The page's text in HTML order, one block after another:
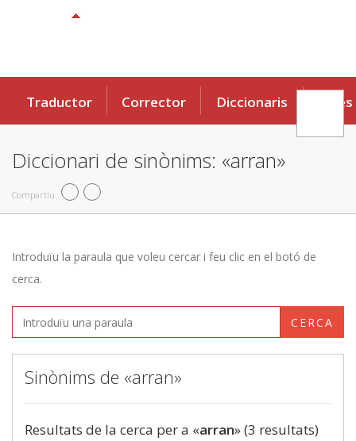
Traductor Corrector Diccionaris Eines
Diccionari de sinònims: «arran»
Compartiu
Introduïu la paraula que voleu cercar i feu clic en el botó de
cerca.
CERCA
Sinònims de «arran»
Resultats de la cerca per a «arran» (3 resultats)